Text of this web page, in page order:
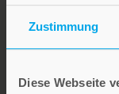
Zustimmung
Diese Webseite